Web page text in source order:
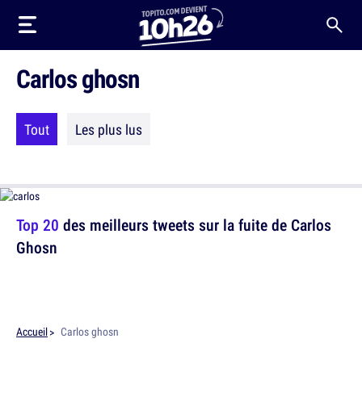
Carlos ghosn
Tout Les plus lus
Top 20 des meilleurs tweets sur la fuite de Carlos
Ghosn
Accueil Carlos ghosn